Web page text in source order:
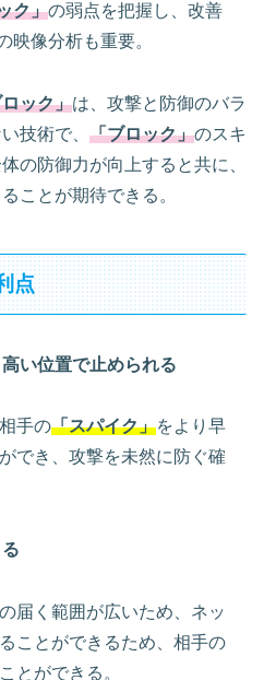
ク」の弱点を把握し、改善
映像分析も重要。
ック」は、攻撃と防御のバラ
技術で、 「ブロック」のスキ
の防御力が向上すると共に、
ことが期待できる。
点
い位置で止められる
手の「スパイク」をより早
でき、攻撃を未然に防ぐ確
届く範囲が広いため、ネッ
ことができるため、相手の
とができる。